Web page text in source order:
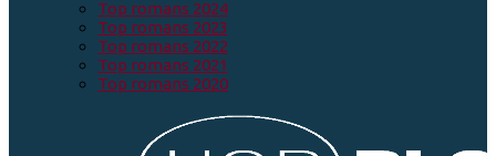
Top romans 2024
Top romans 2023
Top romans 2022
Top romans 2021
Top romans 2020